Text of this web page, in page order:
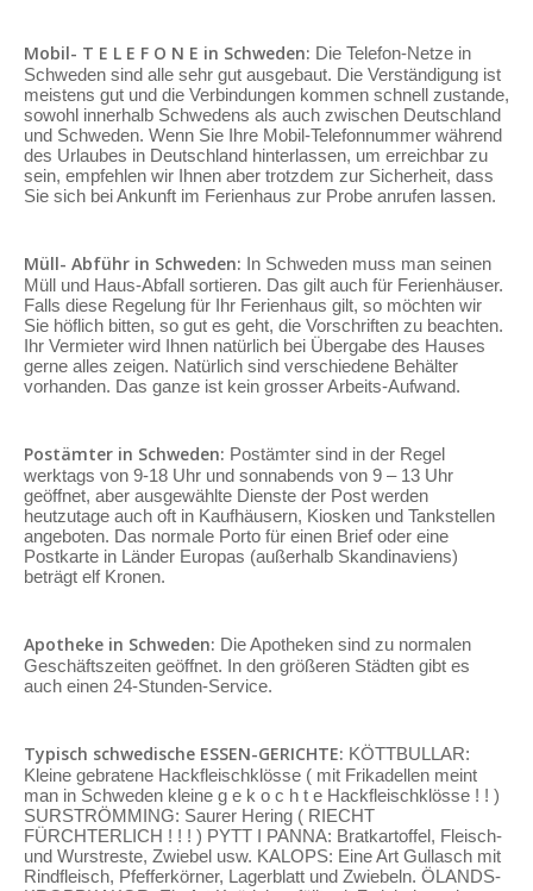
Mobil- T E L E F O N E in Schweden: Die Telefon-Netze in
Schweden sind alle sehr gut ausgebaut. Die Verständigung ist
meistens gut und die Verbindungen kommen schnell zustande,
sowohl innerhalb Schwedens als auch zwischen Deutschland
und Schweden. Wenn Sie Ihre Mobil-Telefonnummer während
des Urlaubes in Deutschland hinterlassen, um erreichbar zu
sein, empfehlen wir Ihnen aber trotzdem zur Sicherheit, dass
Sie sich bei Ankunft im Ferienhaus zur Probe anrufen lassen.
Müll- Abführ in Schweden: In Schweden muss man seinen
Müll und Haus-Abfall sortieren. Das gilt auch für Ferienhäuser.
Falls diese Regelung für Ihr Ferienhaus gilt, so möchten wir
Sie höflich bitten, so gut es geht, die Vorschriften zu beachten.
Ihr Vermieter wird Ihnen natürlich bei Übergabe des Hauses
gerne alles zeigen. Natürlich sind verschiedene Behälter
vorhanden. Das ganze ist kein grosser Arbeits-Aufwand.
Postämter in Schweden: Postämter sind in der Regel
werktags von 9-18 Uhr und sonnabends von 9 – 13 Uhr
geöffnet, aber ausgewählte Dienste der Post werden
heutzutage auch oft in Kaufhäusern, Kiosken und Tankstellen
angeboten. Das normale Porto für einen Brief oder eine
Postkarte in Länder Europas (außerhalb Skandinaviens)
beträgt elf Kronen.
Apotheke in Schweden: Die Apotheken sind zu normalen
Geschäftszeiten geöffnet. In den größeren Städten gibt es
auch einen 24-Stunden-Service.
Typisch schwedische ESSEN-GERICHTE: KÖTTBULLAR:
Kleine gebratene Hackfleischklösse ( mit Frikadellen meint
man in Schweden kleine g e k o c h t e Hackfleischklösse ! ! )
SURSTRÖMMING: Saurer Hering ( RIECHT
FÜRCHTERLICH ! ! ! ) PYTT I PANNA: Bratkartoffel, Fleisch-
und Wurstreste, Zwiebel usw. KALOPS: Eine Art Gullasch mit
Rindfleisch, Pfefferkörner, Lagerblatt und Zwiebeln. ÖLANDS-